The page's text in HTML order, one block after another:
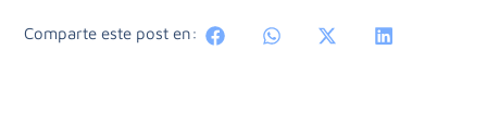
Comparte este post en: